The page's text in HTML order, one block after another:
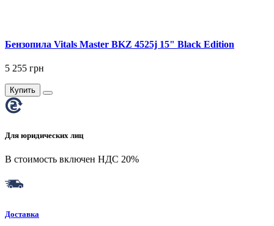
Бензопила Vitals Master BKZ 4525j 15" Black Edition
5 255 грн
Купить
Для юридических лиц
В стоимость включен НДС 20%
Доставка